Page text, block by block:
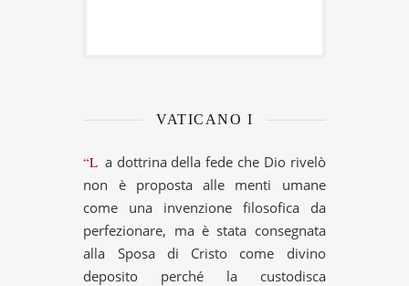
VATICANO I
“La dottrina della fede che Dio rivelò
non è proposta alle menti umane
come una invenzione filosofica da
perfezionare, ma è stata consegnata
alla Sposa di Cristo come divino
deposito perché la custodisca